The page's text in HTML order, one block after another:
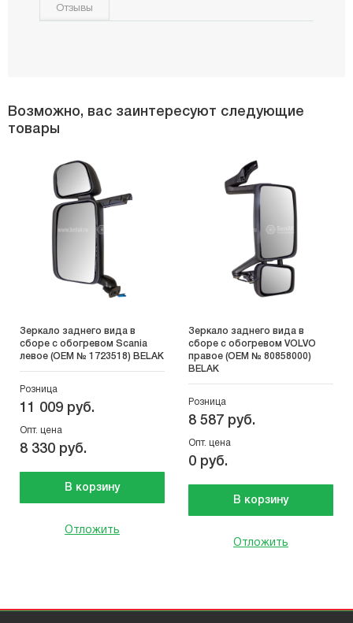
Отзывы
Возможно, вас заинтересуют следующие
товары
Зеркало заднего вида в
сборе с обогревом Scania
левое (OEM № 1723518) BELAK
Розница
11 009 руб.
Опт. цена
8 330 руб.
В корзину
Отложить
Зеркало заднего вида в
сборе с обогревом VOLVO
правое (OEM № 80858000)
BELAK
Розница
8 587 руб.
Опт. цена
0 руб.
В корзину
Отложить